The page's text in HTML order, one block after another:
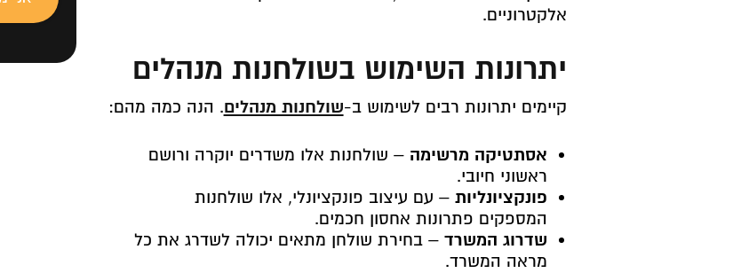
אלקטרוניים.
יתרונות השימוש בשולחנות מנהלים
קיימים יתרונות רבים לשימוש ב-שולחנות מנהלים. הנה כמה מהם:
אסתטיקה מרשימה – שולחנות אלו משדרים יוקרה ורושם
ראשוני חיובי.
פונקציונליות – עם עיצוב פונקציונלי, אלו שולחנות
המספקים פתרונות אחסון חכמים.
שדרוג המשרד – בחירת שולחן מתאים יכולה לשדרג את כל
מראה המשרד.